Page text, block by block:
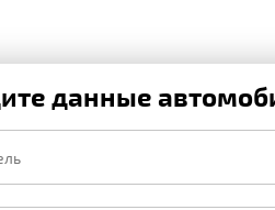
данные